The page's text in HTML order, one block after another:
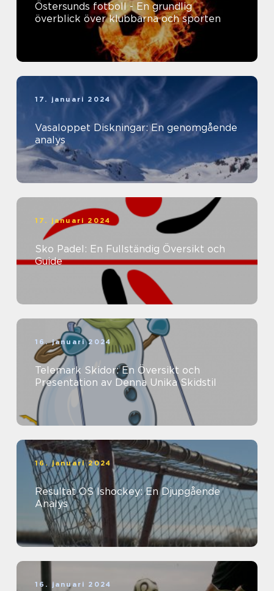
Östersunds fotboll - En grundlig
överblick över klubbarna och sporten
17. januari 2024
Vasaloppet Diskningar: En genomgående
analys
17. januari 2024
Sko Padel: En Fullständig Översikt och
Guide
16. januari 2024
Telemark Skidor: En Översikt och
Presentation av Denna Unika Skidstil
16. januari 2024
Resultat OS Ishockey: En Djupgående
Analys
16. januari 2024